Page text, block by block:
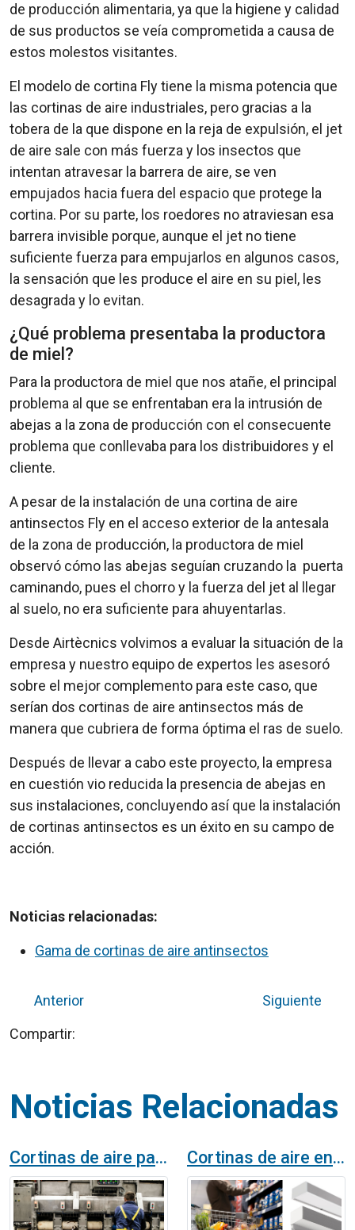
de producción alimentaria, ya que la higiene y calidad
de sus productos se veía comprometida a causa de
estos molestos visitantes.
El modelo de cortina Fly tiene la misma potencia que
las cortinas de aire industriales, pero gracias a la
tobera de la que dispone en la reja de expulsión, el jet
de aire sale con más fuerza y los insectos que
intentan atravesar la barrera de aire, se ven
empujados hacia fuera del espacio que protege la
cortina. Por su parte, los roedores no atraviesan esa
barrera invisible porque, aunque el jet no tiene
suficiente fuerza para empujarlos en algunos casos,
la sensación que les produce el aire en su piel, les
desagrada y lo evitan.
¿Qué problema presentaba la productora
de miel?
Para la productora de miel que nos atañe, el principal
problema al que se enfrentaban era la intrusión de
abejas a la zona de producción con el consecuente
problema que conllevaba para los distribuidores y el
cliente.
A pesar de la instalación de una cortina de aire
antinsectos Fly en el acceso exterior de la antesala
de la zona de producción, la productora de miel
observó cómo las abejas seguían cruzando la puerta
caminando, pues el chorro y la fuerza del jet al llegar
al suelo, no era suficiente para ahuyentarlas.
Desde Airtècnics volvimos a evaluar la situación de la
empresa y nuestro equipo de expertos les asesoró
sobre el mejor complemento para este caso, que
serían dos cortinas de aire antinsectos más de
manera que cubriera de forma óptima el ras de suelo.
Después de llevar a cabo este proyecto, la empresa
en cuestión vio reducida la presencia de abejas en
sus instalaciones, concluyendo así que la instalación
de cortinas antinsectos es un éxito en su campo de
acción.
Noticias relacionadas:
Gama de cortinas de aire antinsectos
Anterior
Siguiente
Compartir:
Noticias Relacionadas
Cortinas de aire para una fábrica de conservas. Caso real Cortinas de aire en la industria alimentaria: Soluciones específicas para cada necesidad